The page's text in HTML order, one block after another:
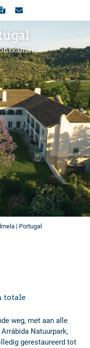
| Portugal
totale
weg, met aan alle
Natuurpark,
gerestaureerd tot